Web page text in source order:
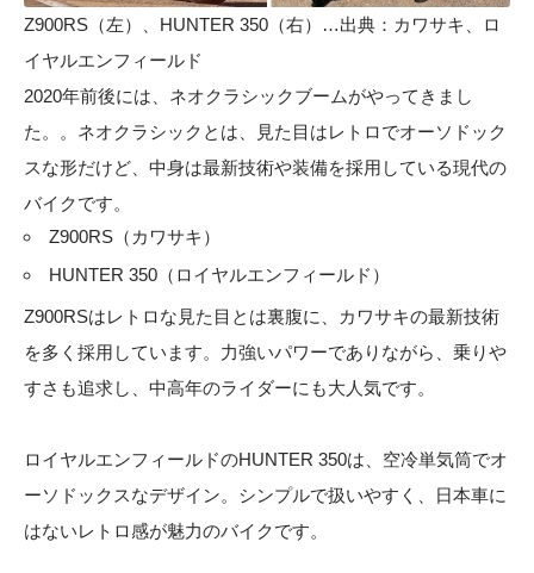
Z900RS（左）、HUNTER 350（右）…出典：カワサキ、ロ
イヤルエンフィールド
2020年前後には、ネオクラシックブームがやってきまし
た。。ネオクラシックとは、見た目はレトロでオーソドック
スな形だけど、中身は最新技術や装備を採用している現代の
バイクです。
Z900RS（カワサキ）
HUNTER 350（ロイヤルエンフィールド）
Z900RSはレトロな見た目とは裏腹に、カワサキの最新技術
を多く採用しています。力強いパワーでありながら、乗りや
すさも追求し、中高年のライダーにも大人気です。
ロイヤルエンフィールドのHUNTER 350は、空冷単気筒でオ
ーソドックスなデザイン。シンプルで扱いやすく、日本車に
はないレトロ感が魅力のバイクです。